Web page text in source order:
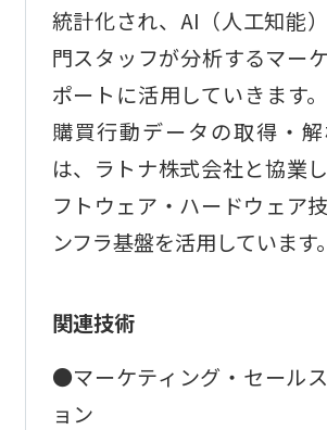
統計化され、AI（人工知能
門スタッフが分析するマー
ポートに活用していきます
購買行動データの取得・
は、ラトナ株式会社と協業
フトウェア・ハードウェア
ンフラ基盤を活用しています。
関連技術
●マーケティング・セール
ョン